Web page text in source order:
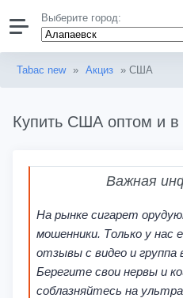
Выберите город:
Tabac new » Акциз » США
Купить США оптом и в
Важная
На рынке сигарет
мошенники. Только у нас
отзывы с видео и группа
Берегите свои нервы и
соблазняйтесь на